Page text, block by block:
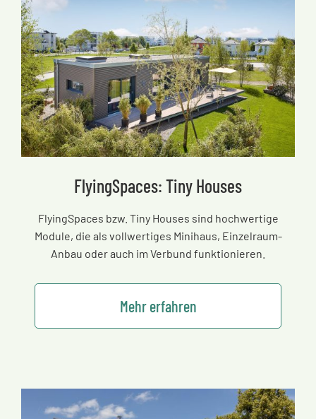
FlyingSpaces: Tiny Houses
FlyingSpaces bzw. Tiny Houses sind hochwertige
Module, die als vollwertiges Minihaus, Einzelraum-
Anbau oder auch im Verbund funktionieren.
Mehr erfahren